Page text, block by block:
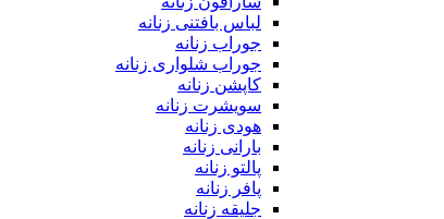
لباس بافتنی زنانه
جوراب زنانه
جوراب شلواری زنانه
کاپشن زنانه
سویشرت زنانه
هودی زنانه
بارانی زنانه
پالتو زنانه
پافر زنانه
جلیقه زنانه